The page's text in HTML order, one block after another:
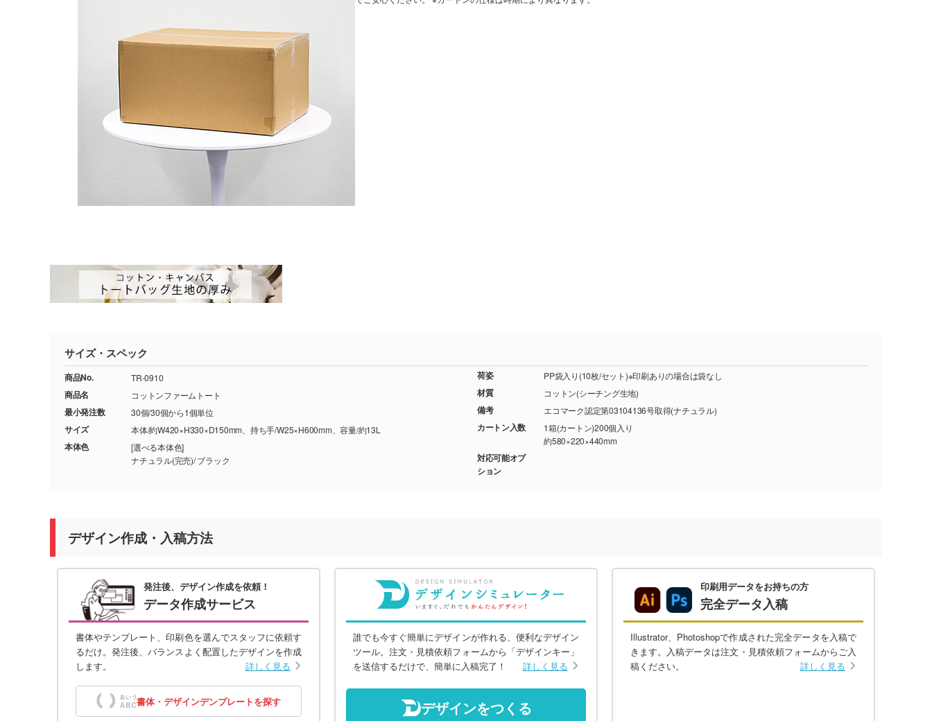
サイズ・スペック
商品No. TR-0910
商品名 コットンファームトート
最小発注数 30個/30個から1個単位
サイズ 本体/約W420×H330×D150mm、持ち手/W25×H600mm、容量/約13L
本体色
[選べる本体色]
ナチュラル(完売)/ ブラック
荷姿 PP袋入り(10枚/セット)※印刷ありの場合は袋なし
材質 コットン(シーチング生地)
備考 エコマーク認定第03104136号取得(ナチュラル)
カートン入数
1箱(カートン)200個入り
約580×220×440mm
対応可能オプ
ション
デザイン作成・入稿方法
発注後、デザイン作成を依頼！
データ作成サービス
書体やテンプレート、印刷色を選んでスタッフに依頼す
るだけ。発注後、バランスよく配置したデザインを作成
します。
詳しく見る
書体・デザインデンプレートを探す
誰でも今すぐ簡単にデザインが作れる、便利なデザイン
ツール。注文・見積依頼フォームから「デザインキー」
を送信するだけで、簡単に入稿完了！
詳しく見る
デザインをつくる
印刷用データをお持ちの方
完全データ入稿
Illustrator、Photoshopで作成された完全データを入稿で
きます。入稿データは注文・見積依頼フォームからご入
稿ください。
詳しく見る